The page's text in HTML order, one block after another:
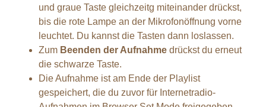
und graue Taste gleichzeitg miteinander drückst,
bis die rote Lampe an der Mikrofonöffnung vorne
leuchtet. Du kannst die Tasten dann loslassen.
Zum Beenden der Aufnahme drückst du erneut
die schwarze Taste.
Die Aufnahme ist am Ende der Playlist
gespeichert, die du zuvor für Internetradio-